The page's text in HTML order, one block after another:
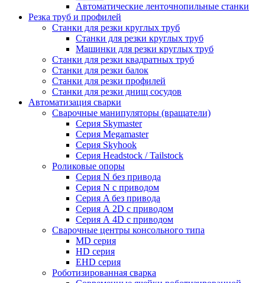
Автоматические ленточнопильные станки
Резка труб и профилей
Станки для резки круглых труб
Станки для резки круглых труб
Машинки для резки круглых труб
Станки для резки квадратных труб
Станки для резки балок
Станки для резки профилей
Станки для резки днищ сосудов
Автоматизация сварки
Сварочные манипуляторы (вращатели)
Серия Skymaster
Серия Megamaster
Серия Skyhook
Серия Headstock / Tailstock
Роликовые опоры
Серия N без привода
Серия N с приводом
Серия A без привода
Серия А 2D с приводом
Серия А 4D с приводом
Сварочные центры консольного типа
MD серия
HD серия
EHD серия
Роботизированная сварка